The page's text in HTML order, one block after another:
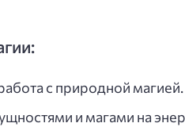
с природной магией.
и магами на